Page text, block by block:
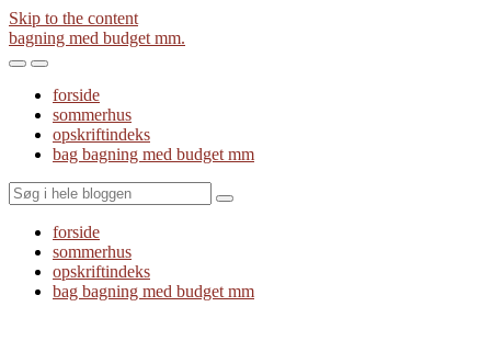
Skip to the content
bagning med budget mm.
Toggle
mobile
menu
Toggle
the
search
field
forside
sommerhus
opskriftindeks
bag bagning med budget mm
Search
forside
sommerhus
opskriftindeks
bag bagning med budget mm